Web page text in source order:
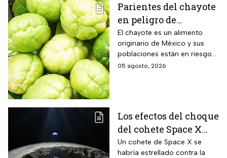
Parientes del chayote
en peligro de
extinción, advierte
Instituto de Ecología
El chayote es un alimento
originario de México y sus
poblaciones están en riesgo
de desaparecer a corto plazo
05 agosto, 2026
Los efectos del choque
del cohete Space X
contra la Luna
Un cohete de Space X se
habría estrellado contra la